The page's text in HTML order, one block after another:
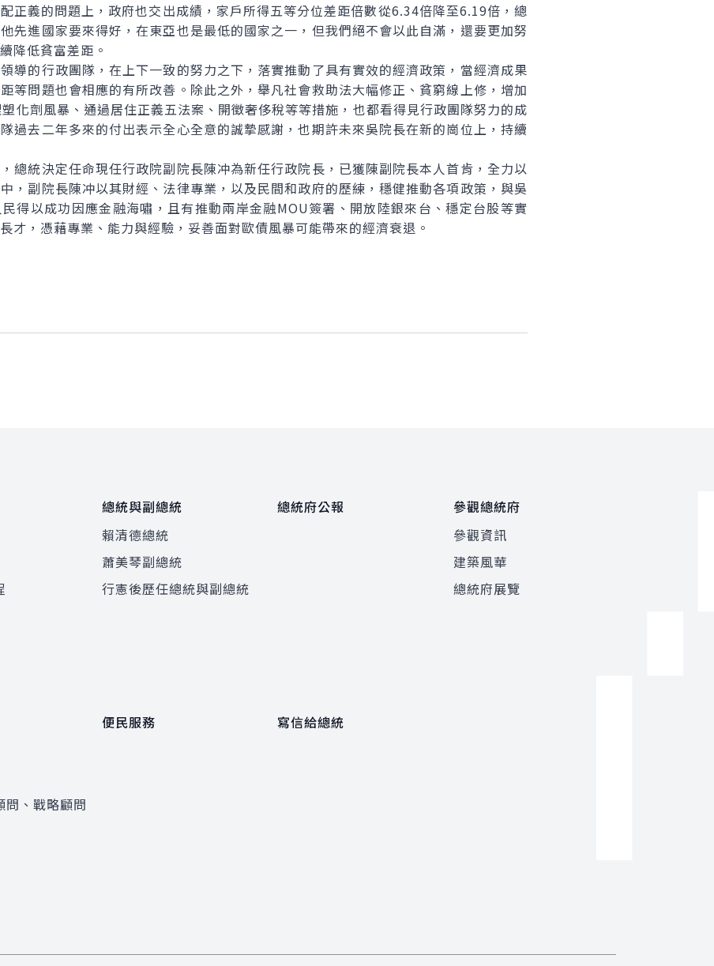
義的問題上，政府也交出成績，家戶所得五等分位差距倍數從6.34倍降至6.19倍，總
先進國家要來得好，在東亞也是最低的國家之一，但我們絕不會以此自滿，還要更加努
降低貧富差距。
的行政團隊，在上下一致的努力之下，落實推動了具有實效的經濟政策，當經濟成果
等問題也會相應的有所改善。除此之外，舉凡社會救助法大幅修正、貧窮線上修，增加
化劑風暴、通過居住正義五法案、開徵奢侈稅等等措施，也都看得見行政團隊努力的成
過去二年多來的付出表示全心全意的誠摯感謝，也期許未來吳院長在新的崗位上，持續
統決定任命現任行政院副院長陳冲為新任行政院長，已獲陳副院長本人首肯，全力以
，副院長陳冲以其財經、法律專業，以及民間和政府的歷練，穩健推動各項政策，與吳
得以成功因應金融海嘯，且有推動兩岸金融MOU簽署、開放陸銀來台、穩定台股等實
才，憑藉專業、能力與經驗，妥善面對歐債風暴可能帶來的經濟衰退。
總統與副總統
賴清德總統
蕭美琴副總統
行憲後歷任總統與副總統
總統府公報
參觀總統府
參觀資訊
建築風華
總統府展覽
問、戰略顧問
便民服務 寫信給總統